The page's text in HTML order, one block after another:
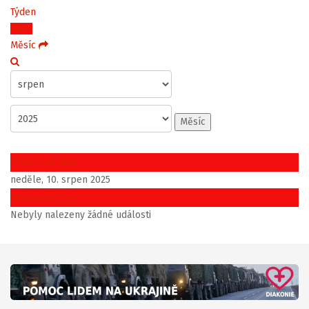
Týden
Dnes
Měsíc
Měsíc
Předchozí den
neděle, 10. srpen 2025
Následující den
Nebyly nalezeny žádné události